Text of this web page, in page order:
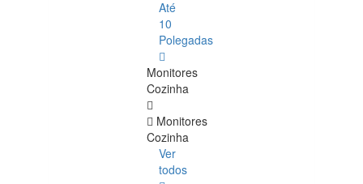
Até
10
Polegadas
Monitores
Cozinha
Monitores
Cozinha
Ver
todos